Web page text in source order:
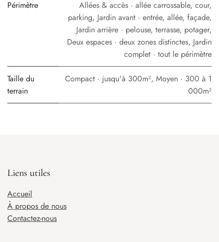
Périmètre
Allées & accès · allée carrossable, cour,
parking, Jardin avant · entrée, allée, façade,
Jardin arrière · pelouse, terrasse, potager,
Deux espaces · deux zones distinctes, Jardin
complet · tout le périmètre
Taille du
terrain
Compact · jusqu'à 300m², Moyen · 300 à 1
000m²
Liens utiles
Accueil
À propos de nous
Contactez-nous